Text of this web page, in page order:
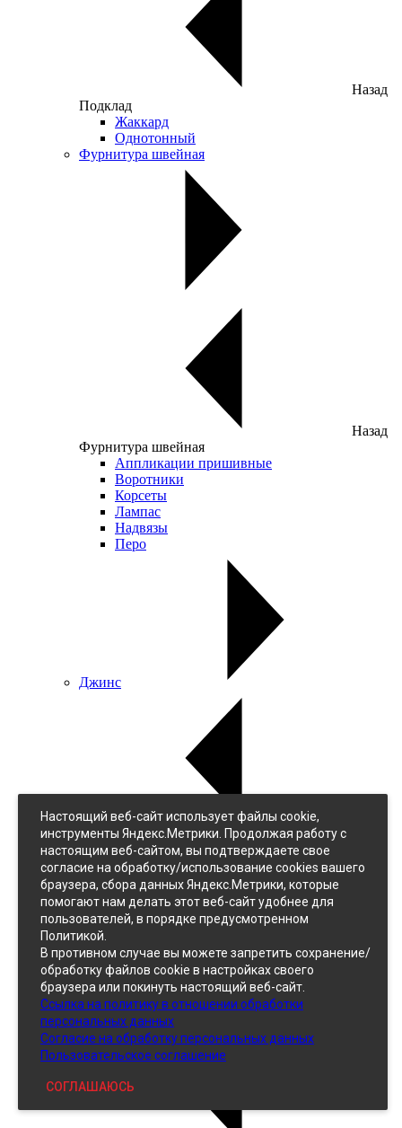
Назад
Подклад
Жаккард
Однотонный
Фурнитура швейная
Назад
Фурнитура швейная
Аппликации пришивные
Воротники
Корсеты
Лампас
Надвязы
Перо
Джинс
Джинс
Однотонный
Принтованный
Кожзам
Настоящий веб-сайт использует файлы cookie,
инструменты Яндекс.Метрики. Продолжая работу с
настоящим веб-сайтом, вы подтверждаете свое
согласие на обработку/использование cookies вашего
браузера, сбора данных Яндекс.Метрики, которые
помогают нам делать этот веб-сайт удобнее для
пользователей, в порядке предусмотренном
Политикой.
В противном случае вы можете запретить сохранение/
обработку файлов cookie в настройках своего
браузера или покинуть настоящий веб-сайт.
Ссылка на политику в отношении обработки
персональных данных
Согласие на обработку персональных данных
Пользовательское соглашение
СОГЛАШАЮСЬ